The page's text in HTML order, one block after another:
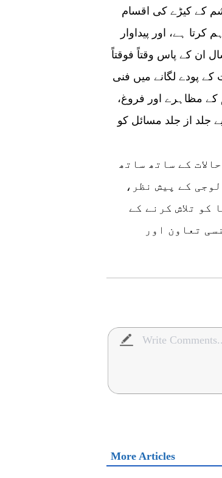
کے کیڑے کی اقسام
ہے، اور پیداوار
ان کے پاس وقتاً فوقتاً
کے پودے لگانے میں فنی
مظاہرے اور فروغ،
جلد از جلد مسائل کو
کے ساتھ ساتھ
کے پیش نظر،
کو تلاش کرنے کے
تعاون اور
More Articles